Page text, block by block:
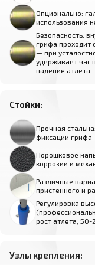
Опционально:
использования
Безопасность:
грифа проходит
— при
удерживает
падение атлета
Стойки:
Прочная
фиксации грифа
Порошковое
коррозии и
Различные
пристенного и
Регулировка
рост атлета,
Узлы крепления: